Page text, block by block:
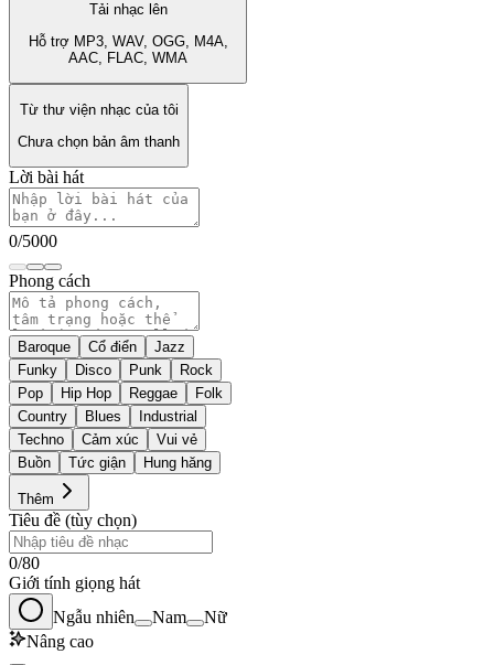
Tải nhạc lên
Hỗ trợ MP3, WAV, OGG, M4A,
AAC, FLAC, WMA
Từ thư viện nhạc của tôi
Chưa chọn bản âm thanh
Lời bài hát
0/5000
Phong cách
Baroque Cổ điển
Jazz
Funky
Disco Punk
Rock
Pop
Hip Hop Reggae
Folk
Country
Blues
Industrial
Techno
Cảm xúc
Vui vẻ
Buồn
Tức giận Hung hăng
Thêm
Tiêu đề (tùy chọn)
0/80
Giới tính giọng hát
Ngẫu nhiên
Nam
Nữ
Nâng cao